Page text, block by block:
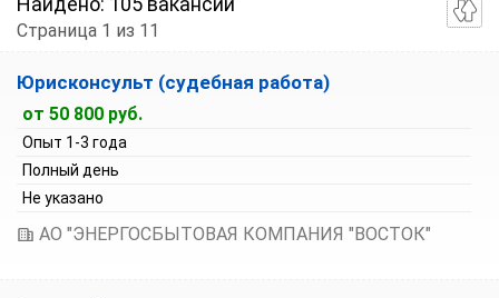
Отрасли
Работодателю
Страница 1 из 11
По умолчанию
Зарплата по возрастанию
Зарплата по убыванию
Юрисконсульт (судебная работа)
от 50 800 руб.
Опыт 1-3 года
Полный день
Не указано
АО "ЭНЕРГОСБЫТОВАЯ КОМПАНИЯ "ВОСТОК"